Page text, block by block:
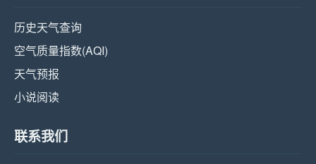
历史天气查询
空气质量指数(AQI)
天气预报
小说阅读
联系我们